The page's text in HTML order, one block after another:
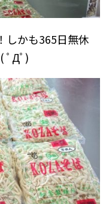
しかも365日無休
ﾟДﾟ)